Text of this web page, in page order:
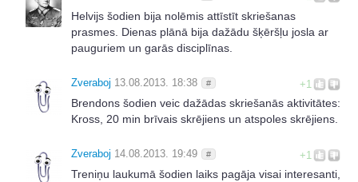
Helvijs šodien bija nolēmis attīstīt skriešanas
prasmes. Dienas plānā bija dažādu šķēršļu josla ar
pauguriem un garās disciplīnas.
+1
Zveraboj 13.08.2013. 18:38 #
Brendons šodien veic dažādas skriešanās aktivitātes:
Kross, 20 min brīvais skrējiens un atspoles skrējiens.
+1
Zveraboj 14.08.2013. 19:49 #
Treniņu laukumā šodien laiks pagāja visai interesanti,